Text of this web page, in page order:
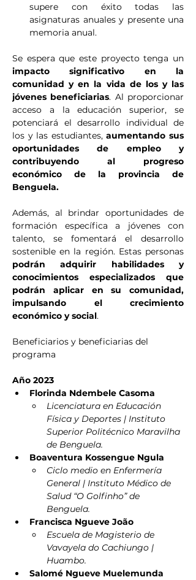
supere con éxito todas las
asignaturas anuales y presente una
memoria anual.
impacto significativo en la
comunidad y en la vida de los y las
jóvenes beneficiarias. Al proporcionar
acceso a la educación superior, se
potenciará el desarrollo individual de
los y las estudiantes, aumentando sus
oportunidades de empleo y
contribuyendo al progreso
económico de la provincia de
Benguela.
Además, al brindar oportunidades de
formación específica a jóvenes con
talento, se fomentará el desarrollo
podrán adquirir habilidades y
conocimientos especializados que
podrán aplicar en su comunidad,
impulsando el crecimiento
económico y social.
Beneficiarios y beneficiarias del
programa
Año 2023
Florinda Ndembele Casoma
Licenciatura en Educación
Física y Deportes | Instituto
Superior Politécnico Maravilha
de Benguela.
Boaventura Kossengue Ngula
Ciclo medio en Enfermería
General | Instituto Médico de
Salud “O Golfinho” de
Benguela.
Francisca Ngueve João
Escuela de Magisterio de
Vavayela do Cachiungo |
Huambo.
Salomé Ngueve Muelemunda